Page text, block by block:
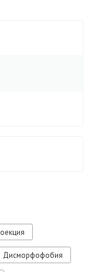
Дисморфофобия